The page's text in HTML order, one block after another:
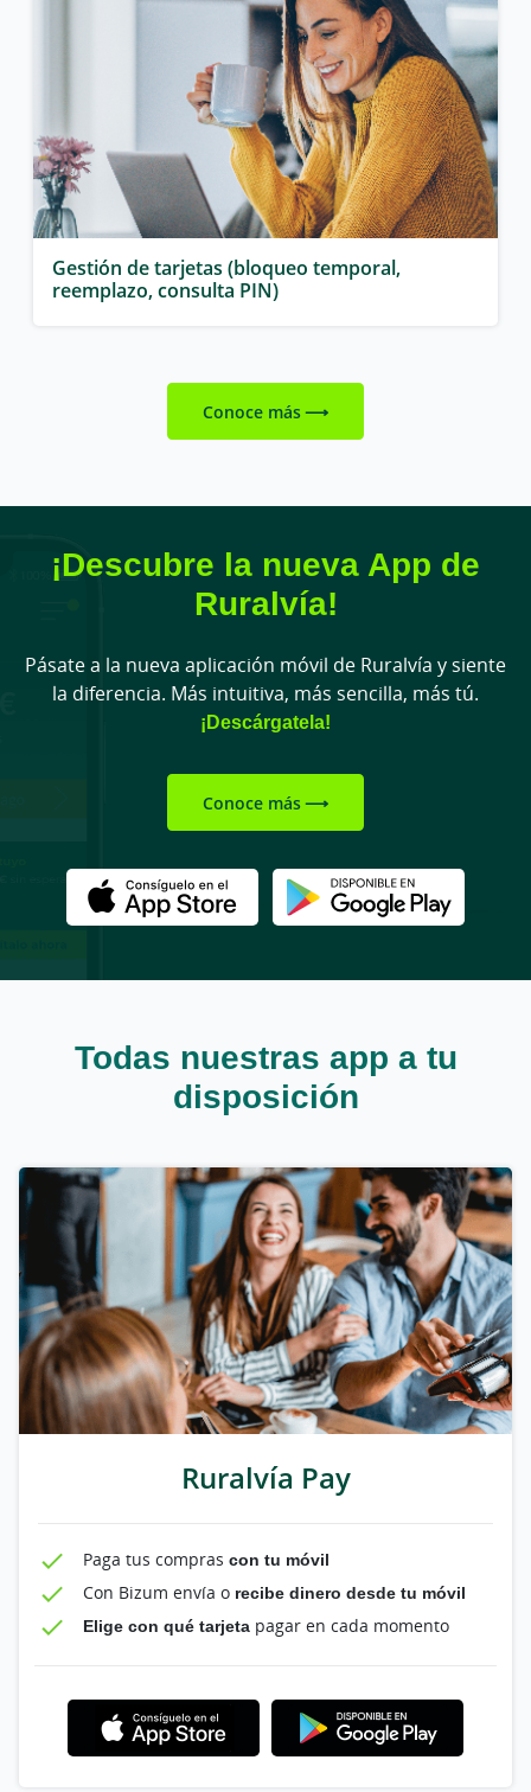
Gestión de tarjetas (bloqueo temporal,
reemplazo, consulta PIN)
Conoce más
¡Descubre la nueva App de
Ruralvía!
Pásate a la nueva aplicación móvil de Ruralvía y siente
la diferencia. Más intuitiva, más sencilla, más tú.
¡Descárgatela!
Conoce más
Todas nuestras app a tu
disposición
Ruralvía Pay
Paga tus compras con tu móvil
Con Bizum envía o recibe dinero desde tu móvil
Elige con qué tarjeta pagar en cada momento